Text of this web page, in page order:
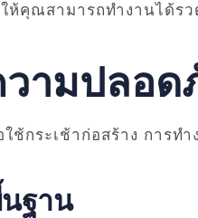
ห้คุณสามารถทำงานได้
ามปลอด
กระเช้าก่อสร้าง การท
ฐาน